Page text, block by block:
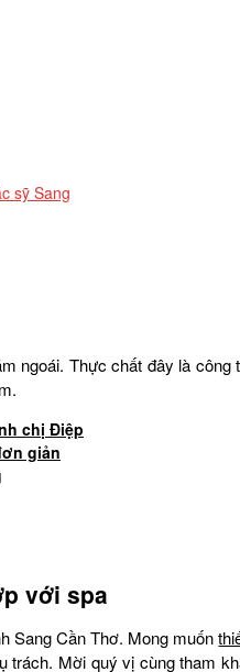
sỹ Sang
ngoái. Thực chất đây là
chị Điệp
giản
với spa
Sang Cần Thơ. Mong muốn
Mời quý vị cùng tham